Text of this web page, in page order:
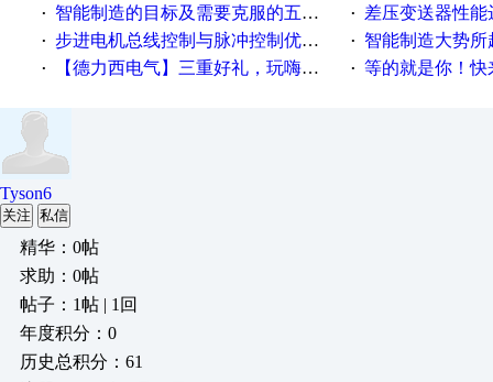
· 智能制造的目标及需要克服的五个障碍 · 差压变送器性能达
· 步进电机总线控制与脉冲控制优缺点 · 智能制造大势所趋
· 【德力西电气】三重好礼，玩嗨夏日！ · 等的就是你！快来
Tyson6
关注 私信
精华：0帖
求助：0帖
帖子：1帖 | 1回
年度积分：0
历史总积分：61